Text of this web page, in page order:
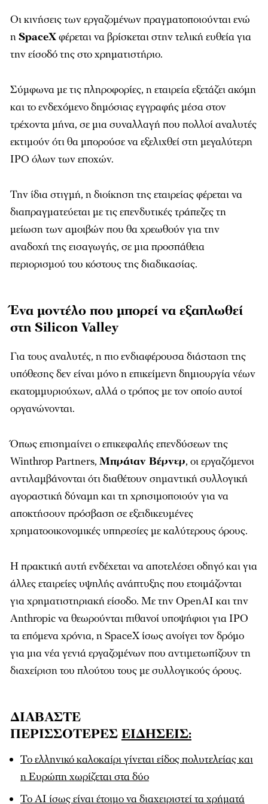
Οι κινήσεις των εργαζομένων πραγματοποιούνται ενώ
ηSpaceXφέρεται να βρίσκεται στην τελική ευθεία για
την είσοδό της στο χρηματιστήριο.
Σύμφωνα με τις πληροφορίες, η εταιρεία εξετάζει ακόμη
και το ενδεχόμενο δημόσιας εγγραφής μέσα στον
τρέχοντα μήνα, σε μια συναλλαγή που πολλοί αναλυτές
εκτιμούν ότι θα μπορούσε να εξελιχθεί στη μεγαλύτερη
IPO όλων των εποχών.
Την ίδια στιγμή, η διοίκηση της εταιρείας φέρεται να
διαπραγματεύεται με τις επενδυτικές τράπεζες τη
μείωση των αμοιβών που θα χρεωθούν για την
αναδοχή της εισαγωγής, σε μια προσπάθεια
περιορισμού του κόστους της διαδικασίας.
Ένα μοντέλο που μπορεί να εξαπλωθεί
στη Silicon Valley
Για τους αναλυτές, η πιο ενδιαφέρουσα διάσταση της
υπόθεσης δεν είναι μόνο η επικείμενη δημιουργία νέων
εκατομμυριούχων, αλλά ο τρόπος με τον οποίο αυτοί
οργανώνονται.
Όπως επισημαίνει ο επικεφαλής επενδύσεων της
Winthrop Partners, Μπράιαν Βέρνερ, οι εργαζόμενοι
αντιλαμβάνονται ότι διαθέτουν σημαντική συλλογική
αγοραστική δύναμη και τη χρησιμοποιούν για να
αποκτήσουν πρόσβαση σε εξειδικευμένες
χρηματοοικονομικές υπηρεσίες με καλύτερους όρους.
Η πρακτική αυτή ενδέχεται να αποτελέσει οδηγό και για
άλλες εταιρείες υψηλής ανάπτυξης που ετοιμάζονται
για χρηματιστηριακή είσοδο. Με την OpenAI και την
Anthropic να θεωρούνται πιθανοί υποψήφιοι για IPO
τα επόμενα χρόνια, η SpaceX ίσως ανοίγει τον δρόμο
για μια νέα γενιά εργαζομένων που αντιμετωπίζουν τη
διαχείριση του πλούτου τους με συλλογικούς όρους.
ΔΙΑΒΑΣΤΕ
ΠΕΡΙΣΣΟΤΕΡΕΣ ΕΙΔΗΣΕΙΣ:
Το ελληνικό καλοκαίρι γίνεται είδος πολυτελείας και
η Ευρώπη χωρίζεται στα δύο
To ΑΙ ίσως είναι έτοιμο να διαχειριστεί τα χρήματά